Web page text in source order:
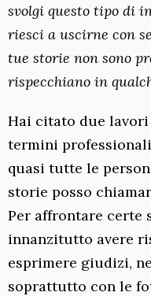
svolgi questo tipo di
riesci a uscirne con
tue storie non sono
rispecchiano in
Hai citato due
termini
quasi tutte le
storie posso
Per affrontare certe
innanzitutto avere
esprimere giudizi,
soprattutto con le